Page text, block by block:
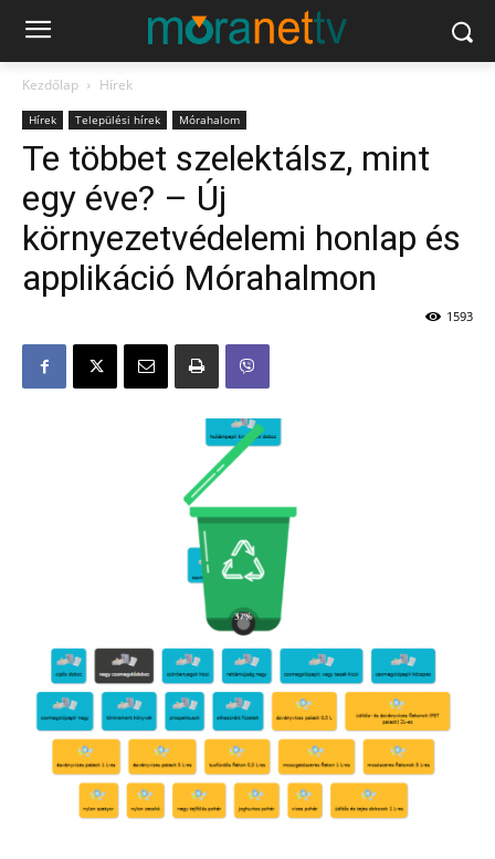
Kezdőlap Hírek
Hírek Települési hírek Mórahalom
Te többet szelektálsz, mint
egy éve? – Új
környezetvédelemi honlap és
applikáció Mórahalmon
1593